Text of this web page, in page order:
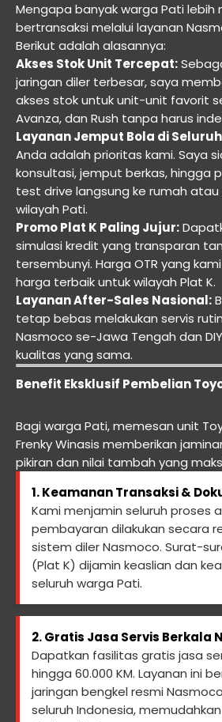
Mengapa banyak warga Pati lebih
bertransaksi melalui layanan
Berikut adalah alasannya:
Akses Stok Unit Tercepat:
jaringan diler terbesar, saya
akses stok untuk unit-unit favorit
Avanza, dan Rush tanpa harus
Layanan Jemput Bola di
Anda adalah prioritas kami. Saya
konsultasi, jemput berkas, hingga
test drive langsung ke rumah atau
wilayah Pati.
Promo Plat K Paling Jujur:
simulasi kredit yang transparan
tersembunyi. Harga OTR yang
harga terbaik untuk wilayah Plat K.
Layanan After-Sales Nasional:
tetap bebas melakukan servis
Nasmoco se-Jawa Tengah dan
kualitas yang sama.
Benefit Eksklusif Pembelian
Bagi warga Pati, memesan unit
Frenky Winasis memberikan
pikiran dan nilai tambah yang
1. Keamanan Transaksi &
Kami menjamin seluruh proses
pembayaran dilakukan secara
sistem diler Nasmoco. Surat-
(Plat K) dijamin keaslian dan
seluruh warga Pati.
2. Gratis Jasa Servis Berkala
Dapatkan fasilitas gratis jasa
hingga 60.000 KM. Layanan ini
jaringan bengkel resmi
seluruh Indonesia,